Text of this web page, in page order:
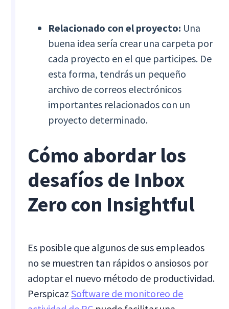
Relacionado con el proyecto: Una
buena idea sería crear una carpeta por
cada proyecto en el que participes. De
esta forma, tendrás un pequeño
archivo de correos electrónicos
importantes relacionados con un
proyecto determinado.
Cómo abordar los
desafíos de Inbox
Zero con Insightful
Es posible que algunos de sus empleados
no se muestren tan rápidos o ansiosos por
adoptar el nuevo método de productividad.
PerspicazSoftware de monitoreo de